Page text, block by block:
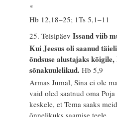
*
Hb 12,18–25; 1Ts 5,1–11
25. TeisipäevIssand viib
Kui Jeesus oli saanud
õndsuse alustajaks kõigile,
sõnakuulelikud.Hb 5,9
Armas Jumal, Sina ei ole
vaid oled saatnud oma
keskele, et Tema saaks
õnnelikuks saamise teele.